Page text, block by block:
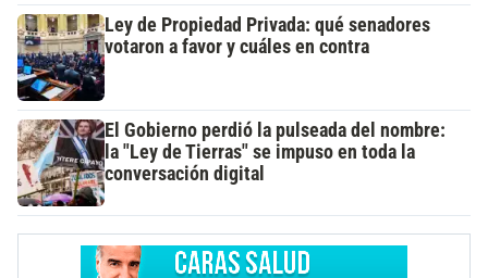
Ley de Propiedad Privada: qué senadores
votaron a favor y cuáles en contra
El Gobierno perdió la pulseada del nombre:
la "Ley de Tierras" se impuso en toda la
conversación digital